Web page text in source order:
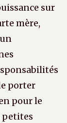
sur
mère,
porter
pour le
petites